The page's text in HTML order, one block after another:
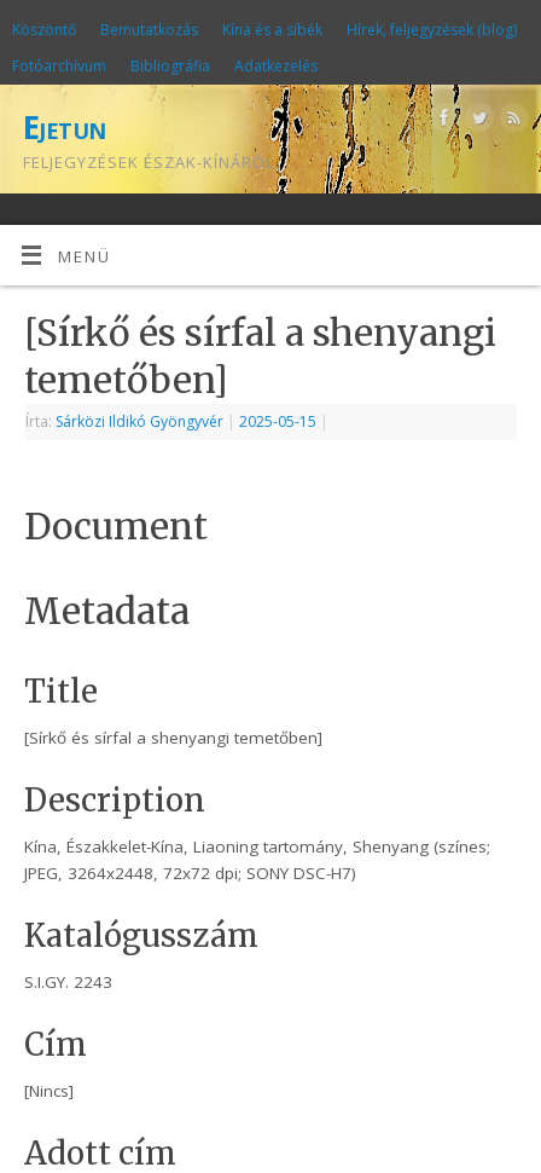
Köszöntő Bemutatkozás Kína és a sibék
Hírek, feljegyzések (blog)
Fotóarchívum
Bibliográfia Adatkezelés
Ejetun
FELJEGYZÉSEK ÉSZAK-KÍNÁRÓL
MENÜ
[Sírkő és sírfal a shenyangi
temetőben]
Írta: Sárközi Ildikó Gyöngyvér | 2025-05-15 |
Document
Metadata
Title
[Sírkő és sírfal a shenyangi temetőben]
Description
Kína, Északkelet-Kína, Liaoning tartomány, Shenyang (színes;
JPEG, 3264x2448, 72x72 dpi; SONY DSC-H7)
Katalógusszám
S.I.GY. 2243
Cím
[Nincs]
Adott cím